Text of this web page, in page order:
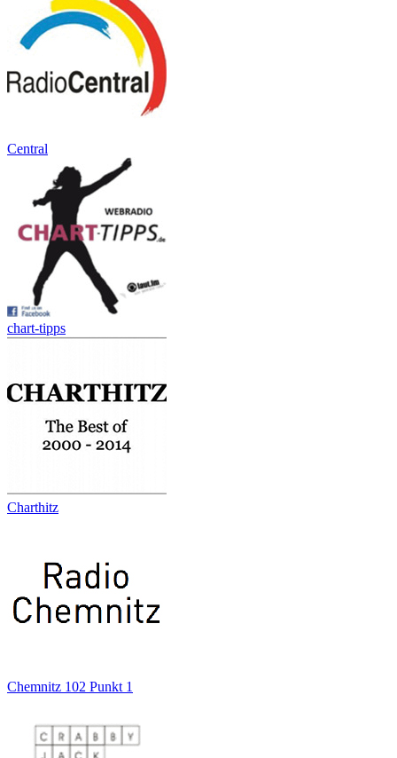
Central
chart-tipps
Charthitz
Chemnitz 102 Punkt 1